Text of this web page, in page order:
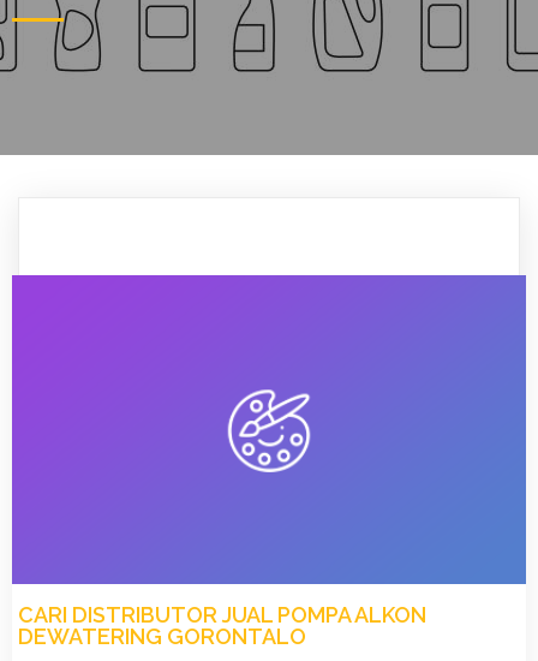
CARI DISTRIBUTOR JUAL POMPA ALKON
DEWATERING GORONTALO